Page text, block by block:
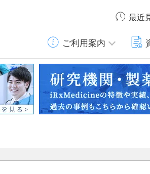
最近
ご利用案内